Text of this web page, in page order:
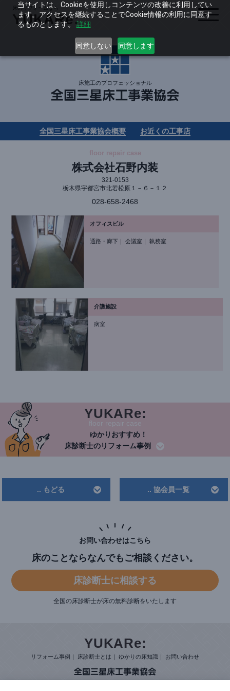
当サイトは、Cookieを使用しコンテンツの改善に利用してい
ます。アクセスを継続することでCookie情報の利用に同意す
るものとします。詳細
同意しない 同意します
床施工のプロフェッショナル
全国三星床工事業協会概要 お近くの工事店
floor repair case
株式会社石野内装
321-0153
栃木県宇都宮市北若松原１－６－１２
028-658-2468
オフィスビル
通路・廊下 会議室 執務室
介護施設
病室
floor repair case
ゆかりおすすめ！
床診断士のリフォーム事例
.. もどる .. 協会員一覧
お問い合わせはこちら
床のことならなんでもご相談ください。
床診断⼠に相談する
全国の床診断⼠が床の無料診断をいたします
リフォーム事例 床診断士とは ゆかりの床知識 お問い合わせ